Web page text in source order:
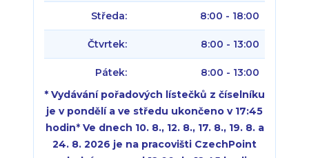
Středa: 8:00 - 18:00
Čtvrtek: 8:00 - 13:00
Pátek:
8:00 - 13:00
* Vydávání pořadových lístečků z číselníku
je v pondělí a ve středu ukončeno v 17:45
hodin* Ve dnech 10. 8., 12. 8., 17. 8., 19. 8. a
24. 8. 2026 je na pracovišti CzechPoint